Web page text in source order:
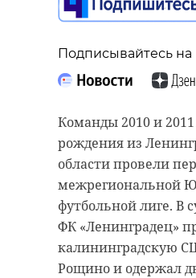
Подписывайтесь на
Команды 2010 и 2011
рождения из
области провели
межрегиональной
футбольной лиге. В
ФК «Ленинградец»
калининградскую
Рощино и одержал
В понедельник, 18
благотворительный
Наших» завершил
и передачу
гуманитарной
В минувший
во всех школах,
техникумах
области прошли
учебном году